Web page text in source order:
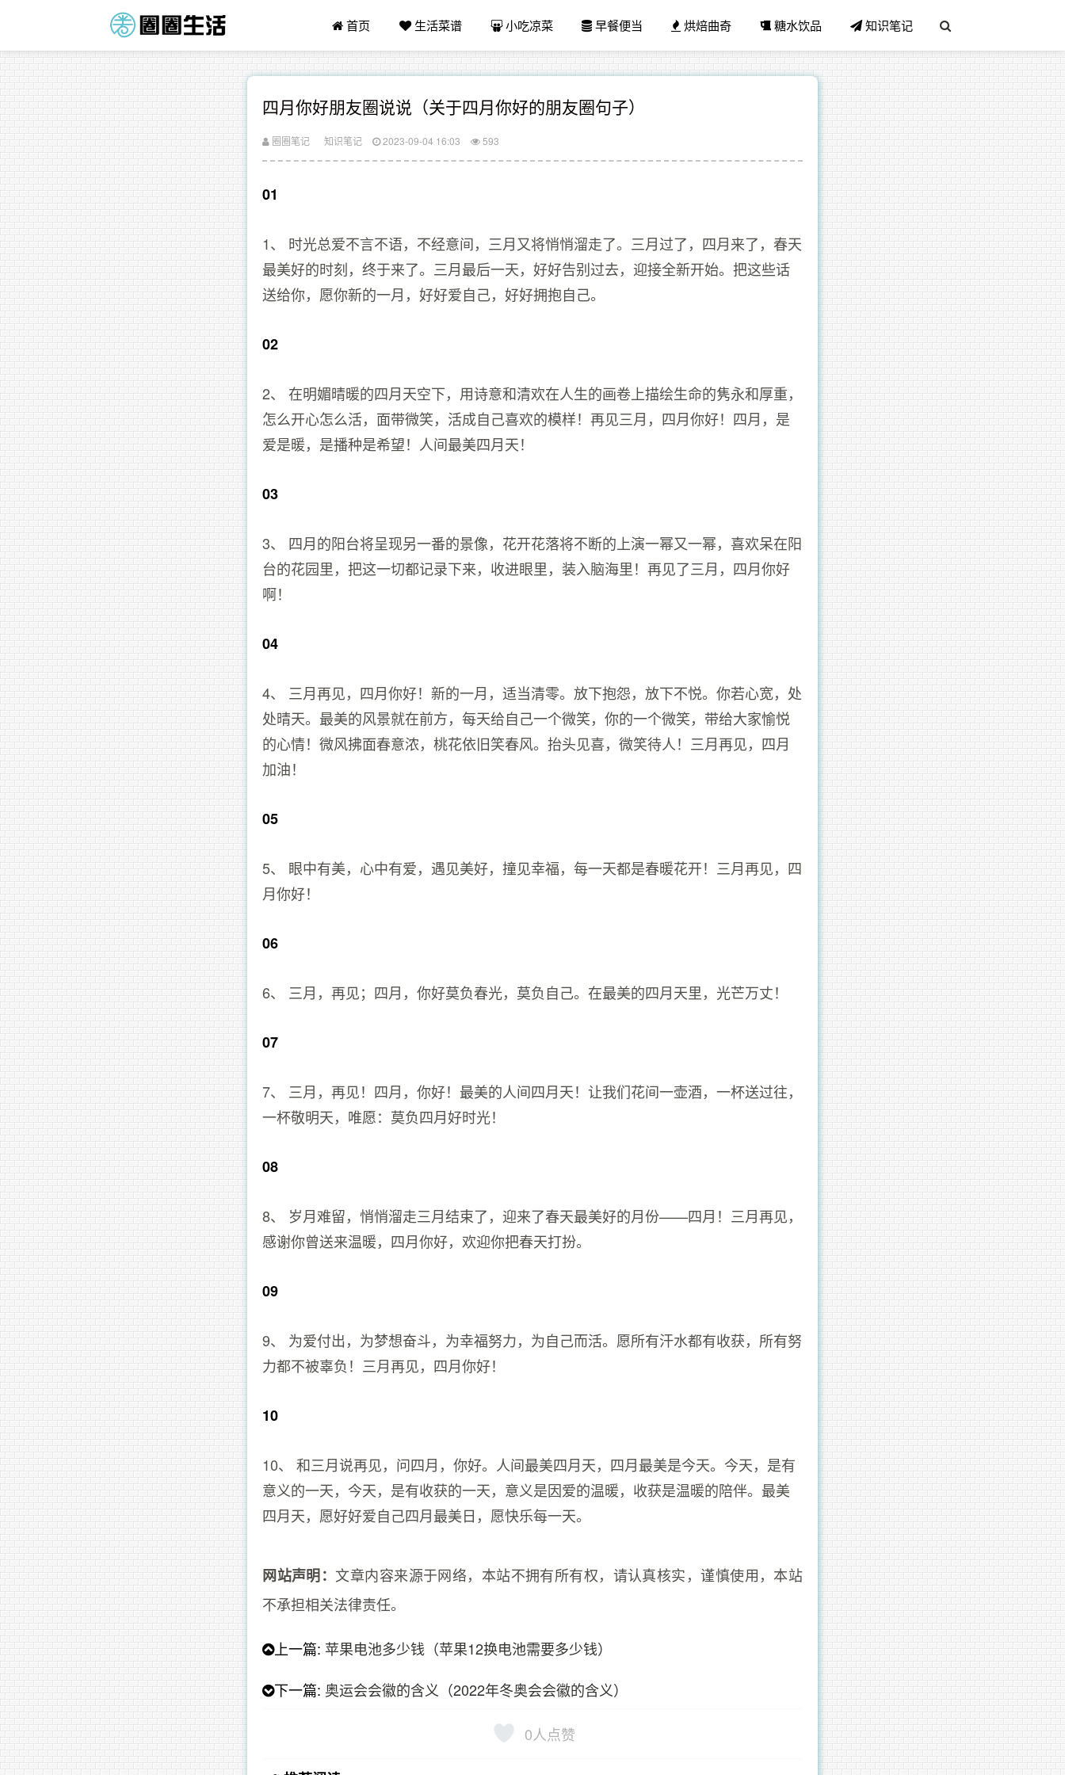
首页 生活菜谱 小吃凉菜 早餐便当 烘焙曲奇 糖水饮品 知识笔记
四月你好朋友圈说说（关于四月你好的朋友圈句子）
圈圈笔记 知识笔记 2023-09-04 16:03 593
01
1、 时光总爱不言不语，不经意间，三月又将悄悄溜走了。三月过了，四月来了，春天
最美好的时刻，终于来了。三月最后一天，好好告别过去，迎接全新开始。把这些话
送给你，愿你新的一月，好好爱自己，好好拥抱自己。
02
2、 在明媚晴暖的四月天空下，用诗意和清欢在人生的画卷上描绘生命的隽永和厚重，
怎么开心怎么活，面带微笑，活成自己喜欢的模样！再见三月，四月你好！四月，是
爱是暖，是播种是希望！人间最美四月天！
03
3、 四月的阳台将呈现另一番的景像，花开花落将不断的上演一幂又一幂，喜欢呆在阳
台的花园里，把这一切都记录下来，收进眼里，装入脑海里！再见了三月，四月你好
啊！
04
4、 三月再见，四月你好！新的一月，适当清零。放下抱怨，放下不悦。你若心宽，处
处晴天。最美的风景就在前方，每天给自己一个微笑，你的一个微笑，带给大家愉悦
的心情！微风拂面春意浓，桃花依旧笑春风。抬头见喜，微笑待人！三月再见，四月
加油！
05
5、 眼中有美，心中有爱，遇见美好，撞见幸福，每一天都是春暖花开！三月再见，四
月你好！
06
6、 三月，再见；四月，你好莫负春光，莫负自己。在最美的四月天里，光芒万丈！
07
7、 三月，再见！四月，你好！最美的人间四月天！让我们花间一壶酒，一杯送过往，
一杯敬明天，唯愿：莫负四月好时光！
08
8、 岁月难留，悄悄溜走三月结束了，迎来了春天最美好的月份——四月！三月再见，
感谢你曾送来温暖，四月你好，欢迎你把春天打扮。
09
9、 为爱付出，为梦想奋斗，为幸福努力，为自己而活。愿所有汗水都有收获，所有努
力都不被辜负！三月再见，四月你好！
10
10、 和三月说再见，问四月，你好。人间最美四月天，四月最美是今天。今天，是有
意义的一天，今天，是有收获的一天，意义是因爱的温暖，收获是温暖的陪伴。最美
四月天，愿好好爱自己四月最美日，愿快乐每一天。
网站声明：文章内容来源于网络，本站不拥有所有权，请认真核实，谨慎使用，本站
不承担相关法律责任。
上一篇: 苹果电池多少钱（苹果12换电池需要多少钱）
下一篇: 奥运会会徽的含义（2022年冬奥会会徽的含义）
0人点赞